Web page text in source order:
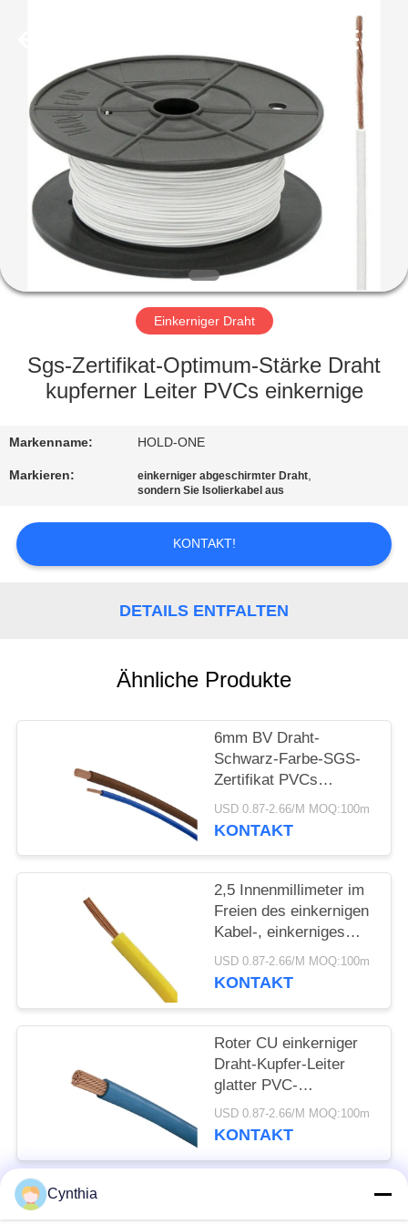
HAUS
PRODUKTE
VIDEOS
ÜBER
UNS
FABRIK-
AUSFLUG
QUALITÄTSKONTROLLE
SIE
MIT
SITEMAP
DATENSCHUTZRICHTLINIE
Einkerniger Draht
Sgs-Zertifikat-Optimum-Stärke Draht
kupferner Leiter PVCs einkernige
Markenname: HOLD-ONE
Markieren: einkerniger abgeschirmter Draht,
sondern Sie Isolierkabel aus
KONTAKT!
DETAILS ENTFALTEN
Ähnliche Produkte
6mm BV Draht-
Schwarz-Farbe-SGS-
Zertifikat PVCs
einkerniges für die
Heizung
USD 0.87-2.66/M MOQ:100m
KONTAKT
2,5 Innenmillimeter im
Freien des einkernigen
Kabel-, einkerniges
Kupferdraht PVC-Mittel
USD 0.87-2.66/M MOQ:100m
KONTAKT
Roter CU einkerniger
Draht-Kupfer-Leiter
glatter PVC-
Außenmantel für Haus
USD 0.87-2.66/M MOQ:100m
KONTAKT
Cynthia